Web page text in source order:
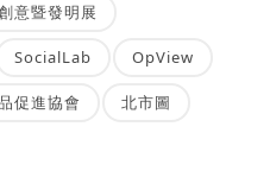
意暨發明展
SocialLab OpView
促進協會 北市圖